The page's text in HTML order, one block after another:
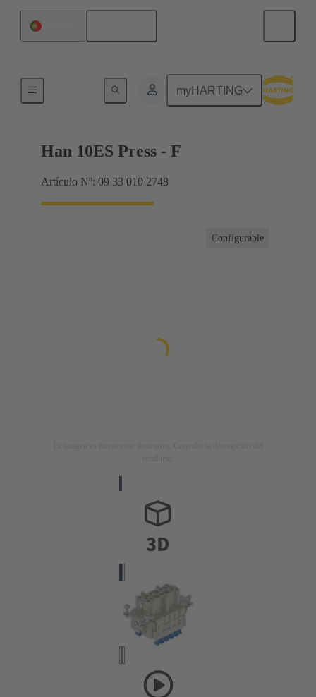
myHARTING
Corrientes hasta 16 A
Han 10ES Press - F
Artículo Nº: 09 33 010 2748
Configurable